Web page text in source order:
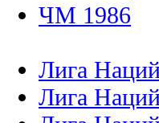
ЧМ 1986
Лига
Лига